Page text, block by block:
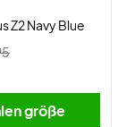
Z2 Navy Blue
größe